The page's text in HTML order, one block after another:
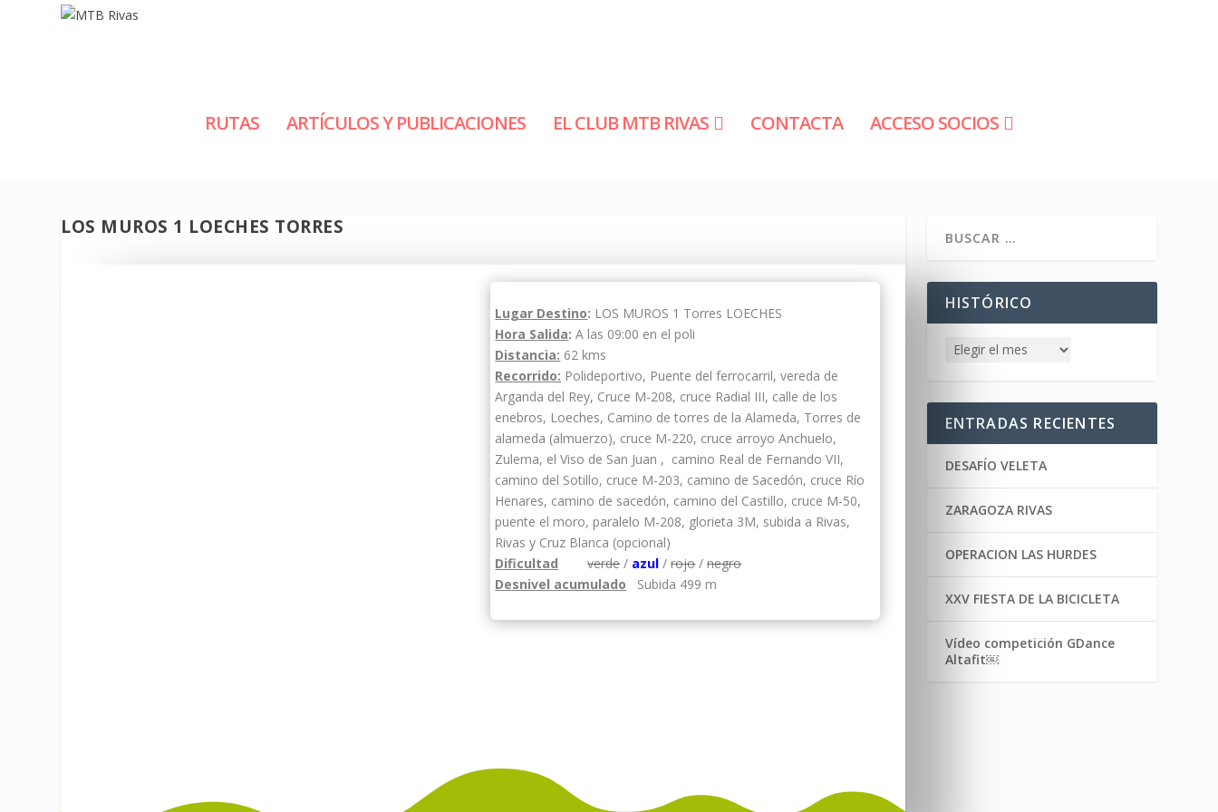
RUTAS ARTÍCULOS Y PUBLICACIONES EL CLUB MTB RIVAS CONTACTA ACCESO SOCIOS
LOS MUROS 1 LOECHES TORRES
Lugar Destino: LOS MUROS 1 Torres LOECHES
Hora Salida: A las 09:00 en el poli
Distancia: 62 kms
Recorrido: Polideportivo, Puente del ferrocarril, vereda de
Arganda del Rey, Cruce M-208, cruce Radial III, calle de los
enebros, Loeches, Camino de torres de la Alameda, Torres de
alameda (almuerzo), cruce M-220, cruce arroyo Anchuelo,
Zulema, el Viso de San Juan , camino Real de Fernando VII,
camino del Sotillo, cruce M-203, camino de Sacedón, cruce Río
Henares, camino de sacedón, camino del Castillo, cruce M-50,
puente el moro, paralelo M-208, glorieta 3M, subida a Rivas,
Rivas y Cruz Blanca (opcional)
Dificultad
verde/ azul /rojo/negro
Desnivel acumulado
Subida 499 m
HISTÓRICO
ENTRADAS RECIENTES
DESAFÍO VELETA
ZARAGOZA RIVAS
OPERACION LAS HURDES
XXV FIESTA DE LA BICICLETA
Vídeo competición GDance
Altafit￼